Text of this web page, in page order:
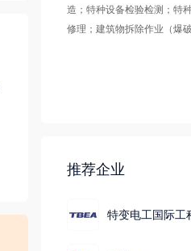
造；特种设备检验检测；特
修理；建筑物拆除作业（爆
准文件或许可证件为准）一
活动、劳务派遣服务） ；劳
务；污水处理及其再生利用
推荐企业
特变电工国际工